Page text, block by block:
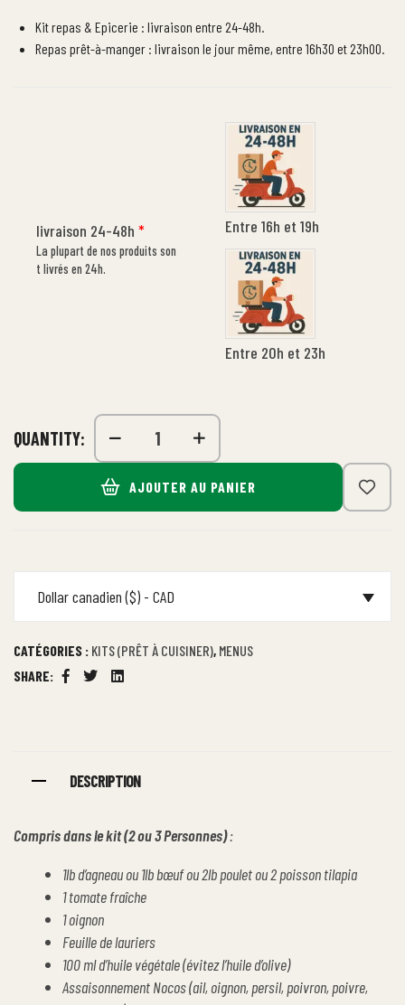
Kit repas & Epicerie : livraison entre 24-48h.
Repas prêt-à-manger : livraison le jour même, entre 16h30 et 23h00.
livraison 24-48h*
La plupart de nos produits son
t livrés en 24h.
Entre 16h et 19h
Entre 20h et 23h
QUANTITY:
AJOUTER AU PANIER
Dollar canadien ($) - CAD
CATÉGORIES : KITS (PRÊT À CUISINER), MENUS
SHARE:
Facebook
TwitterLinkedin
DESCRIPTION
Compris dans le kit (2 ou 3 Personnes):
1lb d’agneau ou 1lb bœuf ou 2lb poulet ou 2 poisson tilapia
1 tomate fraîche
1 oignon
Feuille de lauriers
100 ml d’huile végétale (évitez l’huile d’olive)
Assaisonnement Nocos (ail, oignon, persil, poivron, poivre,